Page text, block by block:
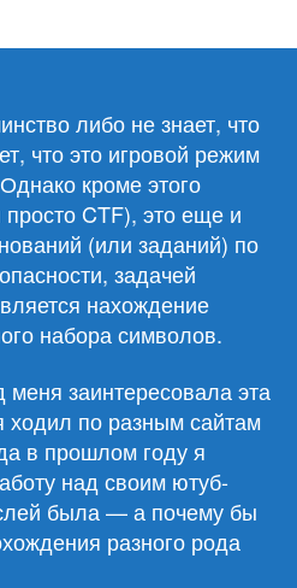
либо не знает, что
что это игровой режим
кроме этого
CTF), это еще и
(или заданий) по
задачей
нахождение
набора символов.
меня заинтересовала эта
ходил по разным сайтам
в прошлом году я
над своим ютуб-
была — а почему бы
разного рода